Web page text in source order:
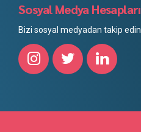
Sosyal Medya Hesapları
Bizi sosyal medyadan takip edin.